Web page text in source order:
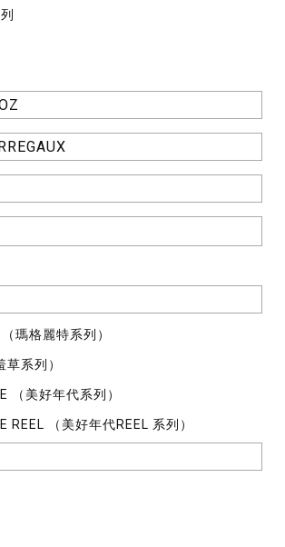
瑪格麗特系列）
系列）
（美好年代系列）
REEL （美好年代REEL 系列）